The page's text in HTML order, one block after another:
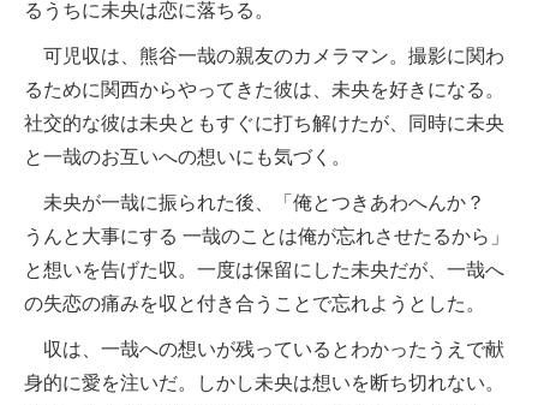
るうちに未央は恋に落ちる。
可児収は、熊谷一哉の親友のカメラマン。撮影に関わ
るために関西からやってきた彼は、未央を好きになる。
社交的な彼は未央ともすぐに打ち解けたが、同時に未央
と一哉のお互いへの想いにも気づく。
未央が一哉に振られた後、「俺とつきあわへんか？
うんと大事にする 一哉のことは俺が忘れさせたるから」
と想いを告げた収。一度は保留にした未央だが、一哉へ
の失恋の痛みを収と付き合うことで忘れようとした。
収は、一哉への想いが残っているとわかったうえで献
身的に愛を注いだ。しかし未央は想いを断ち切れない。